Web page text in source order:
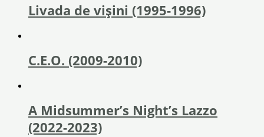
Livada de vișini (1995-1996)
C.E.O. (2009-2010)
A Midsummer’s Night’s Lazzo
(2022-2023)